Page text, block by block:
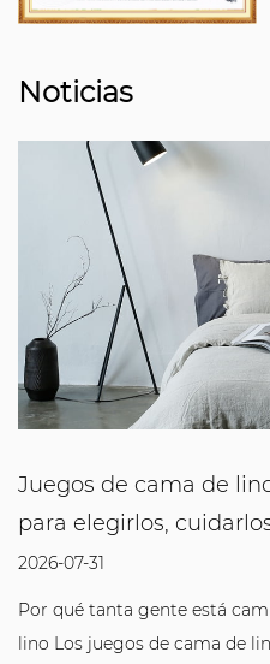
Noticias
Juegos de cama de
para elegirlos,
2026-07-31
Por qué tanta gente está
lino Los juegos de cama de